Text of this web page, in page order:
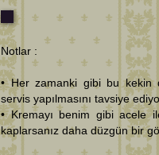
Notlar :
• Her zamanki gibi bu kekin
servis yapılmasını tavsiye
• Kremayı benim gibi acele
kaplarsanız daha düzgün bir